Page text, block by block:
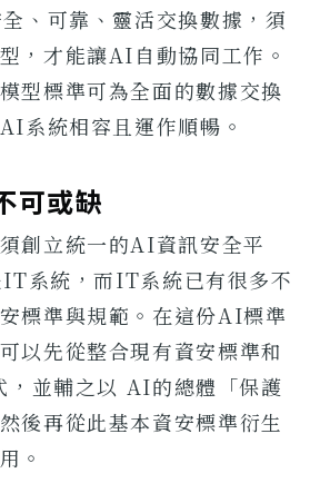
、可靠、靈活交換數據，須
，才能讓AI自動協同工作。
型標準可為全面的數據交換
系統相容且運作順暢。
可或缺
創立統一的AI資訊安全平
系統，而IT系統已有很多不
標準與規範。在這份AI標準
以先從整合現有資安標準和
並輔之以 AI的總體「保護
後再從此基本資安標準衍生
。